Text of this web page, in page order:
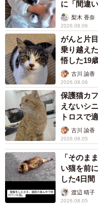
た。しかし、母猫にぴっ
そのまま残ることに。そ
るか選びきれずーー
「それならもう、3匹全
見た目から仮でつけた「
び名は、ひと月経って
式な名前になりました。
触れられなかった日
に「間違
梨木 香奈
2026.08.06
がんと片
乗り越え
悟した19
古川 諭香
2026.08.06
保護猫カ
えないシ
トロスで
古川 諭香
2026.08.05
「そのま
い猫を前
した4日
体代表の訴
渡辺 晴子
2026.08.05